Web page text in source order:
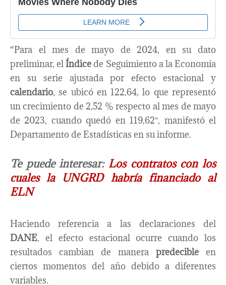
“Para el mes de mayo de 2024, en su dato
preliminar, elÍndicede Seguimiento a la Economía
en su serie ajustada por efecto estacional y
calendario, se ubicó en 122,64, lo que representó
un crecimiento de 2,52 % respecto al mes de mayo
de 2023, cuando quedó en 119,62″, manifestó el
Departamento de Estadísticas en su informe.
Te puede interesar: Los contratos con los
cuales la UNGRD habría financiado al
ELN
Haciendo referencia a las declaraciones del
DANE, el efecto estacional ocurre cuando los
resultados cambian de manera predecible en
ciertos momentos del año debido a diferentes
variables.